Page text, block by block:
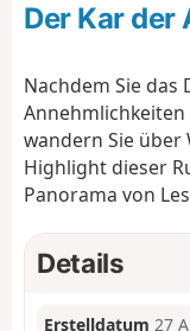
Der Kar der
Nachdem Sie
wandern Sie über
Highlight dieser
Panorama von
Details
Erstelldatum 27